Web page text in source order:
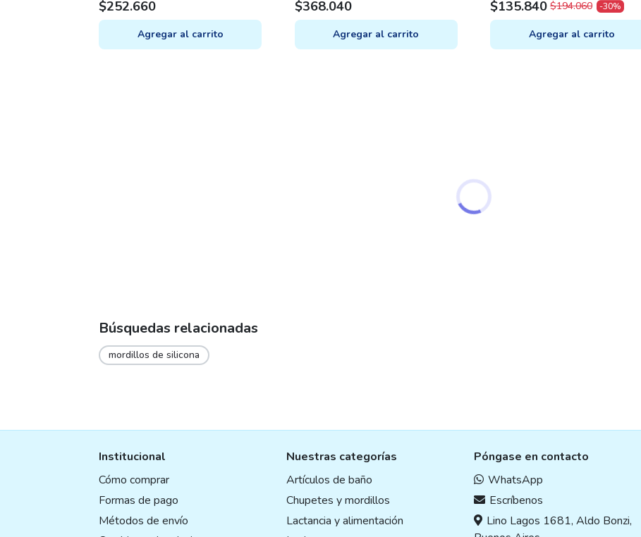
$252.660
Agregar al carrito
$368.040
Agregar al carrito
$194.060
ORIGINAL
PRICE
WAS:
$135.840
CURRENT
PRICE
IS:
-30%
Agregar al carrito
Búsquedas relacionadas
mordillos de silicona
Institucional
Cómo comprar
Formas de pago
Métodos de envío
Nuestras categorías
Artículos de baño
Chupetes y mordillos
Lactancia y alimentación
Póngase en contacto
WhatsApp
Escríbenos
Lino Lagos 1681, Aldo Bonzi,